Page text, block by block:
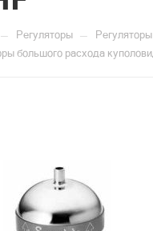
— Регуляторы —
большого расхода